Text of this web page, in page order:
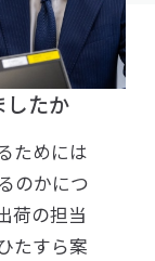
したか
ためには
のかにつ
荷の担当
たすら案